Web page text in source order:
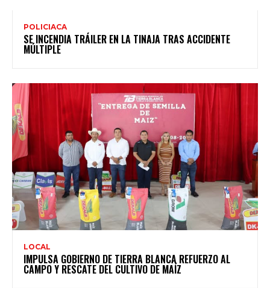
POLICIACA
SE INCENDIA TRÁILER EN LA TINAJA TRAS ACCIDENTE
MÚLTIPLE
LOCAL
IMPULSA GOBIERNO DE TIERRA BLANCA REFUERZO AL
CAMPO Y RESCATE DEL CULTIVO DE MAÍZ